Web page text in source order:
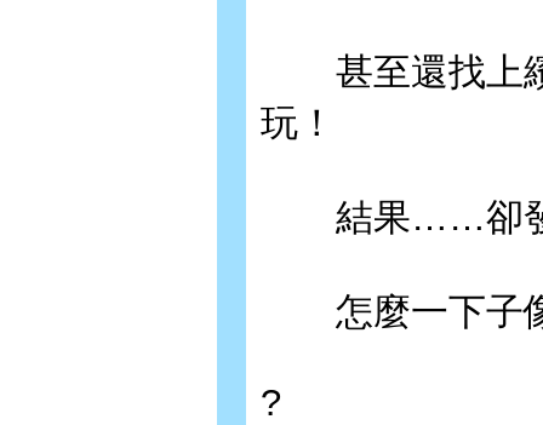
甚至還找上繽
玩！
結果……卻發
怎麼一下子像
?